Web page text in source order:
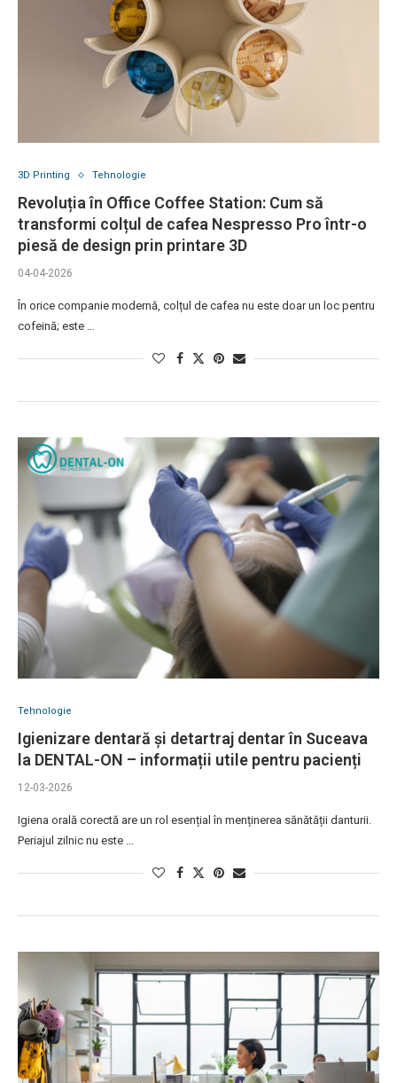
3D Printing Tehnologie
Revoluția în Office Coffee Station: Cum să
transformi colțul de cafea Nespresso Pro într-o
piesă de design prin printare 3D
04-04-2026
În orice companie modernă, colțul de cafea nu este doar un loc pentru
cofeină; este …
Tehnologie
Igienizare dentară și detartraj dentar în Suceava
la DENTAL-ON – informații utile pentru pacienți
12-03-2026
Igiena orală corectă are un rol esențial în menținerea sănătății danturii.
Periajul zilnic nu este …